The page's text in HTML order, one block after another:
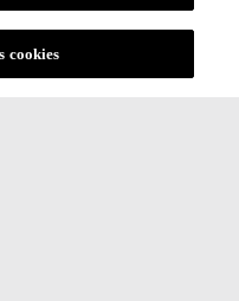
cookies